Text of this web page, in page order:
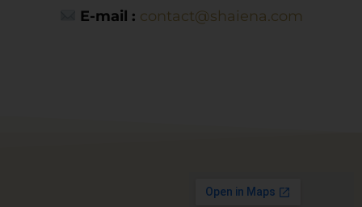
E-mail : contact@shaiena.com